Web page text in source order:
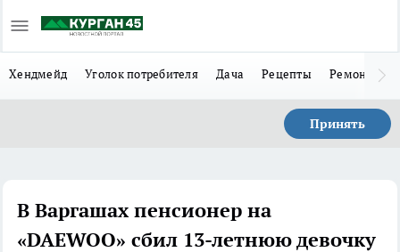
Хендмейд Уголок потребителя Дача Рецепты Ремонт
Принять
В Варгашах пенсионер на
«DAEWOO» сбил 13-летнюю девочку